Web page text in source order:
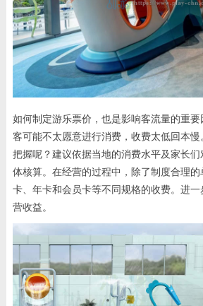
如何制定游乐票价，也是影响客流量的重
客可能不太愿意进行消费，收费太低回本
把握呢？建议依据当地的消费水平及家长
体核算。在经营的过程中，除了制度合理的
卡、年卡和会员卡等不同规格的收费。进
营收益。